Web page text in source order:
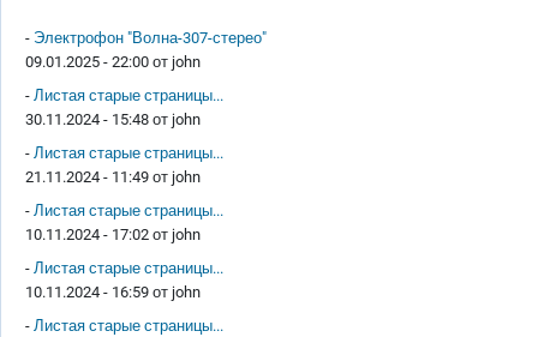
- Электрофон "Волна-307-стерео"
09.01.2025 - 22:00 от john
- Листая старые страницы...
30.11.2024 - 15:48 от john
- Листая старые страницы...
21.11.2024 - 11:49 от john
- Листая старые страницы...
10.11.2024 - 17:02 от john
- Листая старые страницы...
10.11.2024 - 16:59 от john
- Листая старые страницы...